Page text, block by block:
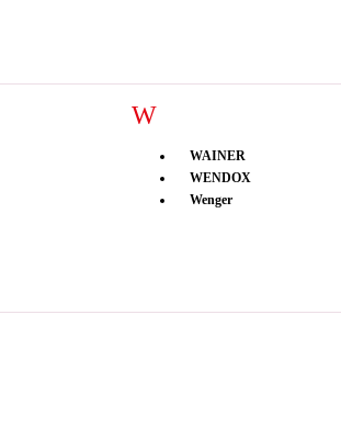
W
WAINER
WENDOX
Wenger